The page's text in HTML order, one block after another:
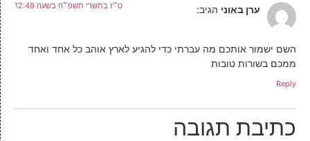
ערן באוני הגיב: ט״ז בתשרי תשפ״ה בשעה 12:49
השם ישמור אותכם מה עברתי כדי להגיע לארץ אוהב כל אחד ואחד
ממכם בשורות טובות
Reply
כתיבת תגובה